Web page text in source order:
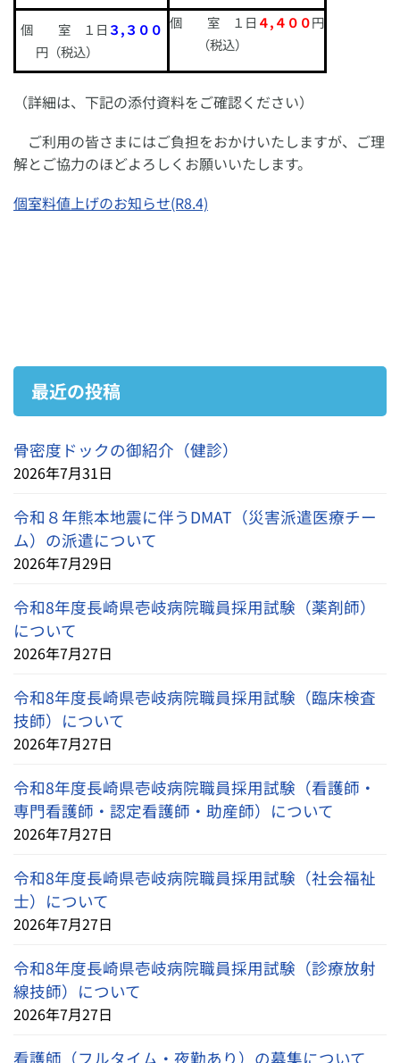
個 室 １日 ３,３００
円（税込）
個 室 １日 ４,４００円
（税込）
（詳細は、下記の添付資料をご確認ください）
ご利用の皆さまにはご負担をおかけいたしますが、ご理
解とご協力のほどよろしくお願いいたします。
個室料値上げのお知らせ(R8.4)
最近の投稿
骨密度ドックの御紹介（健診）
2026年7月31日
令和８年熊本地震に伴うDMAT（災害派遣医療チー
ム）の派遣について
2026年7月29日
令和8年度長崎県壱岐病院職員採用試験（薬剤師）
について
2026年7月27日
令和8年度長崎県壱岐病院職員採用試験（臨床検査
技師）について
2026年7月27日
令和8年度長崎県壱岐病院職員採用試験（看護師・
専門看護師・認定看護師・助産師）について
2026年7月27日
令和8年度長崎県壱岐病院職員採用試験（社会福祉
士）について
2026年7月27日
令和8年度長崎県壱岐病院職員採用試験（診療放射
線技師）について
2026年7月27日
看護師（フルタイム・夜勤あり）の募集について